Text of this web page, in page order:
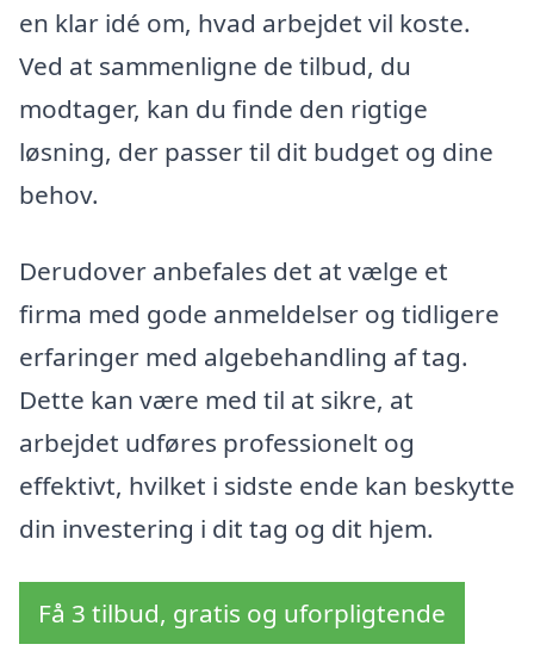
en klar idé om, hvad arbejdet vil koste.
Ved at sammenligne de tilbud, du
modtager, kan du finde den rigtige
løsning, der passer til dit budget og dine
behov.
Derudover anbefales det at vælge et
firma med gode anmeldelser og tidligere
erfaringer med algebehandling af tag.
Dette kan være med til at sikre, at
arbejdet udføres professionelt og
effektivt, hvilket i sidste ende kan beskytte
din investering i dit tag og dit hjem.
Få 3 tilbud, gratis og uforpligtende